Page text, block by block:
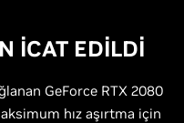
İCAT EDİLDİ
GeForce RTX 2080
hız aşırtma için